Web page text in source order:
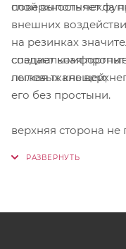
слой выполняет
внешних
на резинках
создает
легкая ткань
его без простыни.
поверхность чехла
специальная
пылевых клещей;
верхняя сторона не